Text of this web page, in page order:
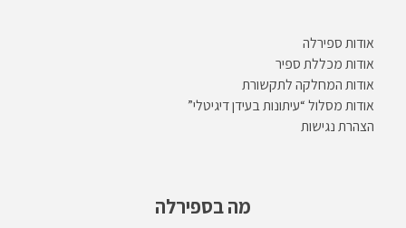
אודות ספירלה
אודות מכללת ספיר
אודות המחלקה לתקשורת
אודות מסלול “עיתונות בעידן דיגיטלי”
הצהרת נגישות
מה בספירלה